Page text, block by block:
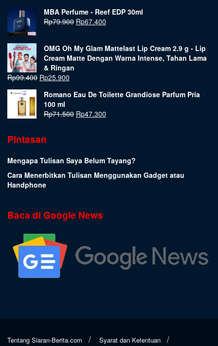
MBA Perfume - Reef EDP 30ml
Rp79.900 Rp67.400
OMG Oh My Glam Mattelast Lip Cream 2.9 g - Lip
Cream Matte Dengan Warna Intense, Tahan Lama
& Ringan
Rp99.400 Rp25.900
Romano Eau De Toilette Grandiose Parfum Pria
100 ml
Rp71.500 Rp47.300
Pintasan
Mengapa Tulisan Saya Belum Tayang?
Cara Menerbitkan Tulisan Menggunakan Gadget atau
Handphone
Baca di Google News
Tentang Siaran-Berita.com Syarat dan Ketentuan